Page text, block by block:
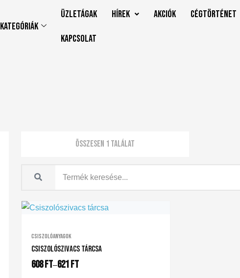
Kategóriák
Üzletágak Hírek Akciók Cégtörténet
Kapcsolat
Összesen 1 találat
Csiszolóanyagok
Csiszolószivacs Tárcsa
608Ft–621Ft